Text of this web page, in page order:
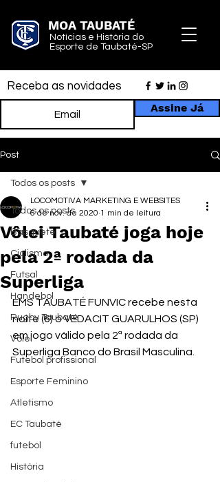
MOA TAUBATÉ
Notícias e História do
Esporte de Taubaté-SP
Receba as novidades
Assine Já
Post
Todos os posts
Basquete
Ciclismo
Futsal
Handebol
Rugby Taubaté
Vôlei
Futebol profissional
Esporte Feminino
Atletismo
EC Taubaté
futebol
História
Todos os posts
Vôlei Taubaté joga hoje
pela 2ª rodada da
Superliga
LOCOMOTIVA MARKETING E WEBSITES
6 de nov. de 2020 1 min de leitura
EMS TAUBATÉ FUNVIC recebe nesta
noite (6) o VEDACIT GUARULHOS (SP)
em jogo válido pela 2ª rodada da
Superliga Banco do Brasil Masculina.